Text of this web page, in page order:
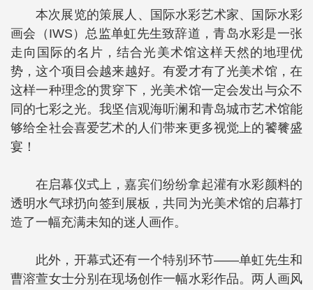
本次展览的策展人、国际水彩艺术家、国际水彩
画会（IWS）总监单虹先生致辞道，青岛水彩是一张
走向国际的名片，结合光美术馆这样天然的地理优
势，这个项目会越来越好。有爱才有了光美术馆，在
这样一种理念的贯穿下，光美术馆一定会发出与众不
同的七彩之光。我坚信观海听澜和青岛城市艺术馆能
够给全社会喜爱艺术的人们带来更多视觉上的饕餮盛
宴！
在启幕仪式上，嘉宾们纷纷拿起灌有水彩颜料的
透明水气球扔向签到展板，共同为光美术馆的启幕打
造了一幅充满未知的迷人画作。
此外，开幕式还有一个特别环节——单虹先生和
曹溶萱女士分别在现场创作一幅水彩作品。两人画风